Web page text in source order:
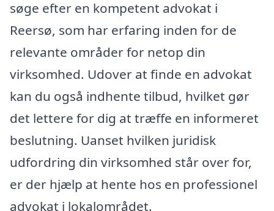
søge efter en kompetent advokat i
Reersø, som har erfaring inden for de
relevante områder for netop din
virksomhed. Udover at finde en advokat
kan du også indhente tilbud, hvilket gør
det lettere for dig at træffe en informeret
beslutning. Uanset hvilken juridisk
udfordring din virksomhed står over for,
er der hjælp at hente hos en professionel
advokat i lokalområdet.